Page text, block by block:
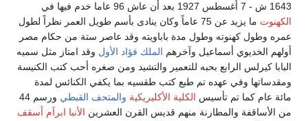
1643 ش - 7 أغسطس 1927 بعد أن عاش 96 عاما خدم فيها في
الكهنوت
ما يزيد عن 75 عاماً وكان ينادى بأسم طويل العمر نظراً لطول
عمره وطول كهنوته وطول مدة باباويته وقد عاصر ستة من حكام مصر
أولهم الخديوي أسماعيل وآخرهم الملك فؤاد الأولوقد امتاز مثل سميه
البابا كيرلس الرابع بحبه للتعمير والتشيد ومن صغره أحب كتب الكنيسة
ومقدساتها وفي عهده تم طبع كتب طقسيه بما يكفي الكنائس لمدة
مائة عام كما تم تأسيسالكلية الأكليريكية والمتحف القبطي
ورسم 44
من الأساقفة والمطارنة منهم قديس القرن العشرين الأنبا ابرآم أسقف